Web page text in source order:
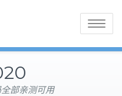
Toggle
部亲测可用